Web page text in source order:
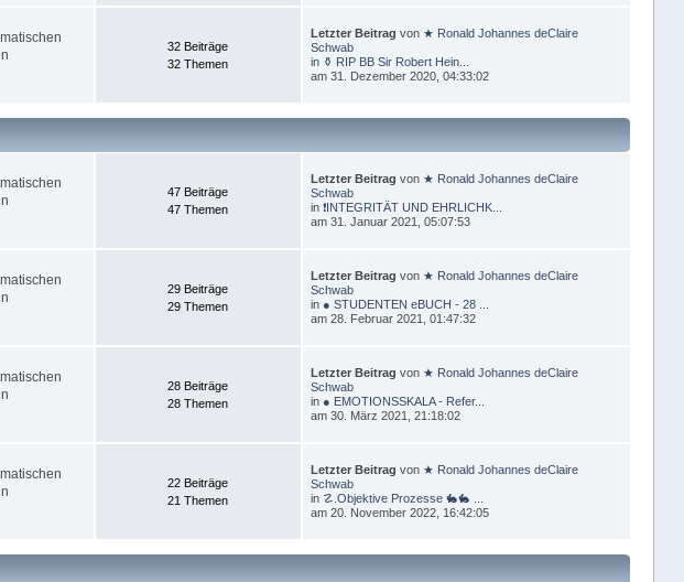
32 Beiträge
32 Themen
Letzter Beitrag von ★ Ronald Johannes deClaire
Schwab
in ⚱ RIP BB Sir Robert Hein...
am 31. Dezember 2020, 04:33:02
47 Beiträge
47 Themen
Letzter Beitrag von ★ Ronald Johannes deClaire
Schwab
in❗INTEGRITÄT UND EHRLICHK...
am 31. Januar 2021, 05:07:53
29 Beiträge
29 Themen
Letzter Beitrag von ★ Ronald Johannes deClaire
Schwab
in ● STUDENTEN eBUCH - 28 ...
am 28. Februar 2021, 01:47:32
28 Beiträge
28 Themen
Letzter Beitrag von ★ Ronald Johannes deClaire
Schwab
in ● EMOTIONSSKALA - Refer...
am 30. März 2021, 21:18:02
22 Beiträge
21 Themen
Letzter Beitrag von ★ Ronald Johannes deClaire
Schwab
in ☡.Objektive Prozesse 🐇🐇 ...
am 20. November 2022, 16:42:05